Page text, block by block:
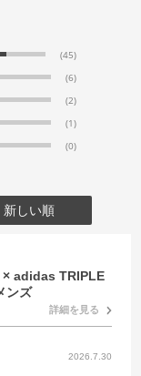
(45)
(6)
(2)
(1)
(0)
新しい順
× adidas TRIPLE
ンズ
詳細を見る
2026.7.30